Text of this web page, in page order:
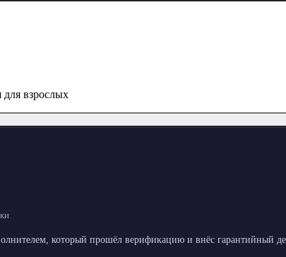
взрослых
который прошёл верификацию и внёс гарантийный